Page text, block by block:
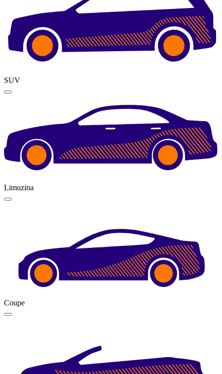
SUV
Limuzina
Coupe